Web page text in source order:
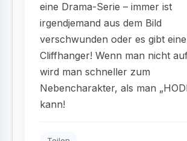
eine Drama-Serie – immer ist
irgendjemand aus dem Bild
verschwunden oder es gibt
Cliffhanger! Wenn man nicht
wird man schneller zum
Nebencharakter, als man
kann!